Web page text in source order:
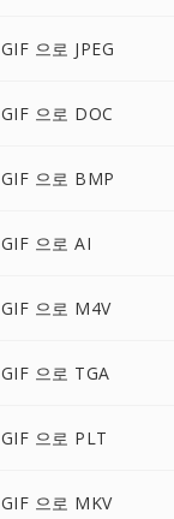
GIF 으로 JPEG
GIF 으로 DOC
GIF 으로 BMP
GIF 으로 AI
GIF 으로 M4V
GIF 으로 TGA
GIF 으로 PLT
GIF 으로 MKV